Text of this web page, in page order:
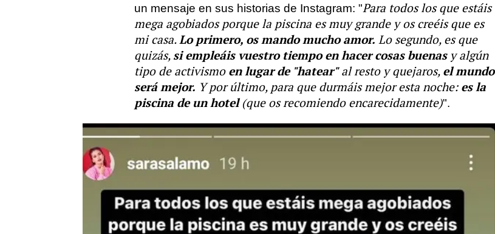
un mensaje en sus historias de Instagram: "Para todos los que estáis
mega agobiados porque la piscina es muy grande y os creéis que es
mi casa.Lo primero, os mando mucho amor. Lo segundo, es que
quizás,si empleáis vuestro tiempo en hacer cosas buenasy algún
tipo de activismo en lugar de "hatear"al resto y quejaros, el mundo
será mejor. Y por último, para que durmáis mejor esta noche: es la
piscina de un hotel(que os recomiendo encarecidamente)".